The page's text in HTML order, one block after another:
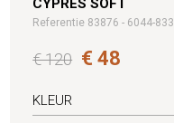
CYPRES SOFT
Referentie 83876 - 6044-
€ 120 € 48
KLEUR